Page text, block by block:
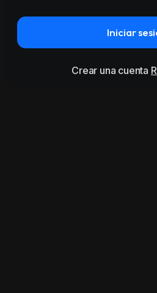
Iniciar
Crear una cuenta